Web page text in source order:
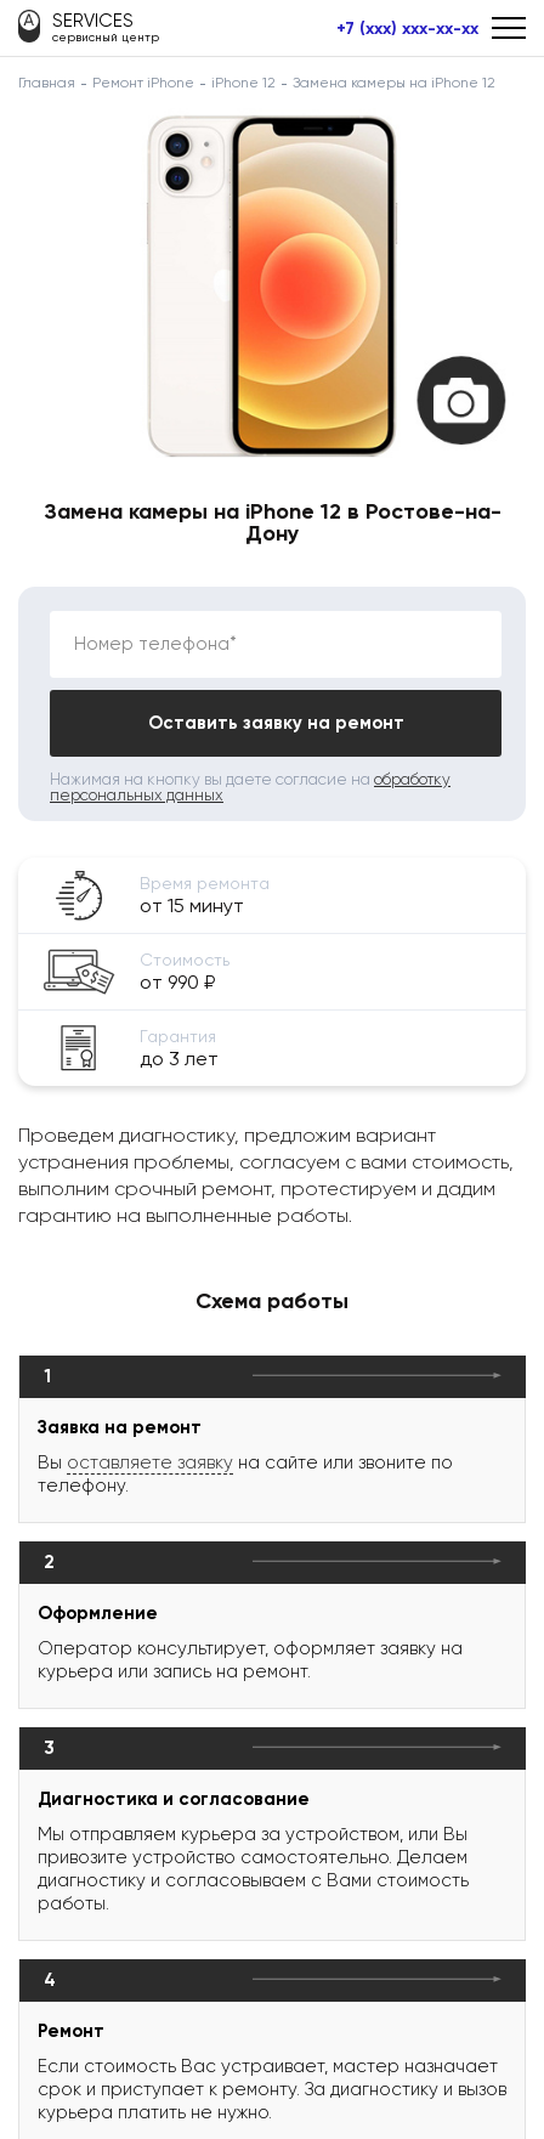
SERVICES
сервисный центр +7 (xxx) xxx-xx-xx
Главная Ремонт iPhone iPhone 12 Замена камеры на iPhone 12
Замена камеры на iPhone 12 в Ростове-на-
Дону
Номер телефона*
Оставить заявку на ремонт
Нажимая на кнопку вы даете согласие на обработку
персональных данных
Время ремонта
от 15 минут
Стоимость
от 990 ₽
Гарантия
до 3 лет
Проведем диагностику, предложим вариант
устранения проблемы, согласуем с вами стоимость,
выполним срочный ремонт, протестируем и дадим
гарантию на выполненные работы.
Схема работы
1
Заявка на ремонт
Вы оставляете заявку на сайте или звоните по
телефону.
2
Оформление
Оператор консультирует, оформляет заявку на
курьера или запись на ремонт.
3
Диагностика и согласование
Мы отправляем курьера за устройством, или Вы
привозите устройство самостоятельно. Делаем
диагностику и согласовываем с Вами стоимость
работы.
4
Ремонт
Если стоимость Вас устраивает, мастер назначает
срок и приступает к ремонту. За диагностику и вызов
курьера платить не нужно.